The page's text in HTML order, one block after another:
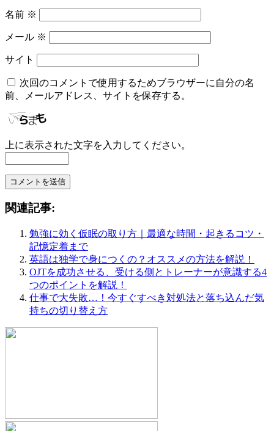
名前 ※
メール ※
サイト
次回のコメントで使用するためブラウザーに自分の名
前、メールアドレス、サイトを保存する。
上に表示された文字を入力してください。
関連記事:
勉強に効く仮眠の取り方｜最適な時間・起きるコツ・
記憶定着まで
英語は独学で身につくの？オススメの方法を解説！
OJTを成功させる、受ける側とトレーナーが意識する4
つのポイントを解説！
仕事で大失敗…！今すぐすべき対処法と落ち込んだ気
持ちの切り替え方